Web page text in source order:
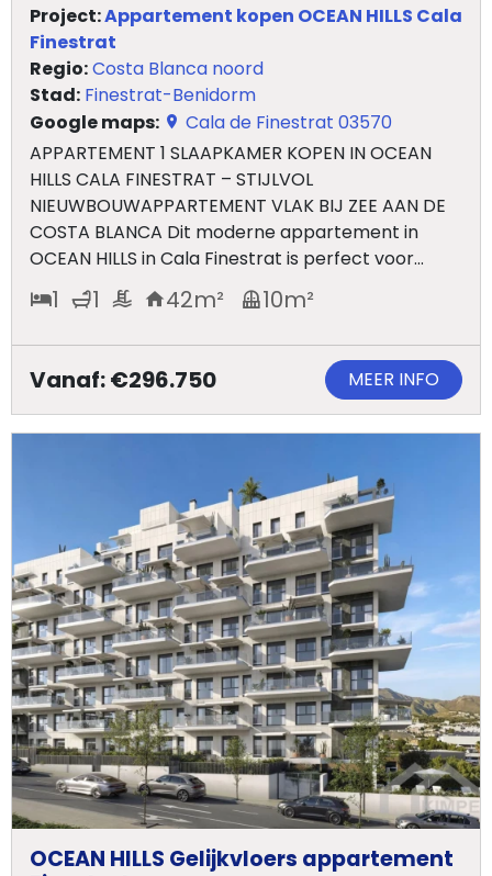
Project:Appartement kopen OCEAN HILLS Cala
Finestrat
Regio:Costa Blanca noord
Stad: Finestrat-Benidorm
Google maps:
Cala de Finestrat 03570
APPARTEMENT 1 SLAAPKAMER KOPEN IN OCEAN
HILLS CALA FINESTRAT – STIJLVOL
NIEUWBOUWAPPARTEMENT VLAK BIJ ZEE AAN DE
COSTA BLANCA Dit moderne appartement in
OCEAN HILLS in Cala Finestrat is perfect voor...
1 1 42m² 10m²
Vanaf: €296.750 MEER INFO
OCEAN HILLS Gelijkvloers appartement